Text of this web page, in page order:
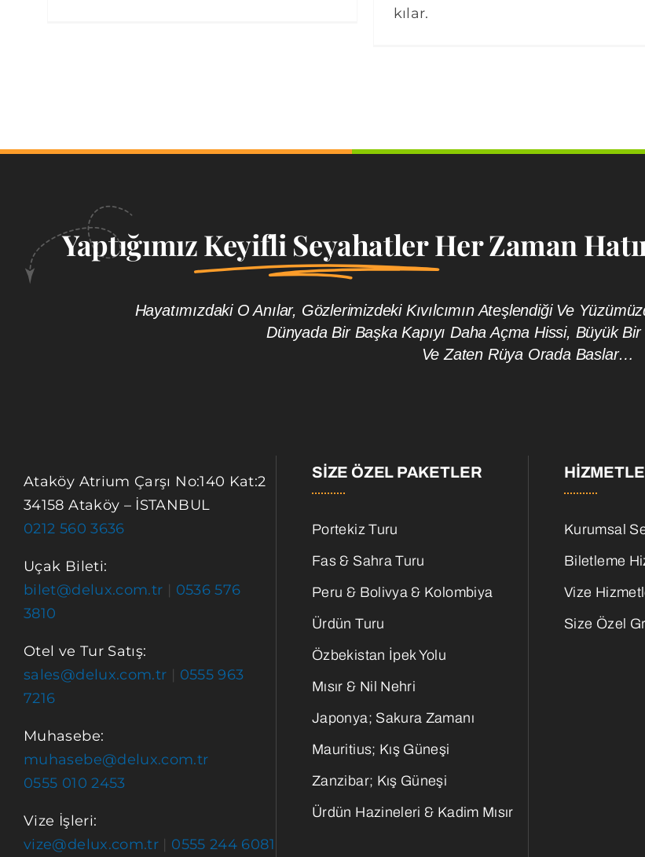
kılar.
YaptığımızKeyifli SeyahatlerHer Zaman
Hayatımızdaki O Anılar, Gözlerimizdeki Kıvılcımın Ateşlendiği Ve
Dünyada Bir Başka Kapıyı Daha Açma Hissi, Büyük
Ve Zaten Rüya Orada Baslar…
Ataköy Atrium Çarşı No:140 Kat:2
34158 Ataköy – İSTANBUL
0212 560 3636
Uçak Bileti:
bilet@delux.com.tr
0536 576
3810
Otel ve Tur Satış:
sales@delux.com.tr
0555 963
7216
Muhasebe:
muhasebe@delux.com.tr
0555 010 2453
Vize İşleri:
vize@delux.com.tr
0555 244 6081
SIZE ÖZEL PAKETLER
Portekiz Turu
Fas & Sahra Turu
Peru & Bolivya & Kolombiya
Ürdün Turu
Özbekistan İpek Yolu
Mısır & Nil Nehri
Japonya; Sakura Zamanı
Mauritius; Kış Güneşi
Zanzibar; Kış Güneşi
Ürdün Hazineleri & Kadim Mısır
Kurumsal
Biletleme
Vize
Size Özel